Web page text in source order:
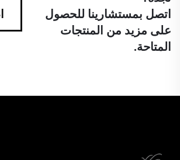
اتصل بمستشارينا للحصول
على مزيد من المنتجات
المتاحة.